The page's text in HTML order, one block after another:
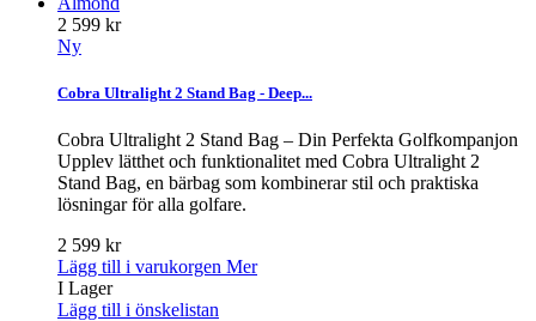
2 599 kr
Ny
Cobra Ultralight 2 Stand Bag - Deep...
Cobra Ultralight 2 Stand Bag – Din Perfekta Golfkompanjon
Upplev lätthet och funktionalitet med Cobra Ultralight 2
Stand Bag, en bärbag som kombinerar stil och praktiska
lösningar för alla golfare.
2 599 kr
Lägg till i varukorgen Mer
I Lager
Lägg till i önskelistan